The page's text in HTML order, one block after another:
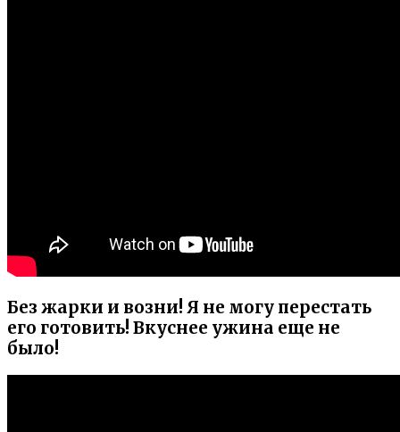
Без жарки и возни! Я не могу перестать
его готовить! Вкуснее ужина еще не
было!